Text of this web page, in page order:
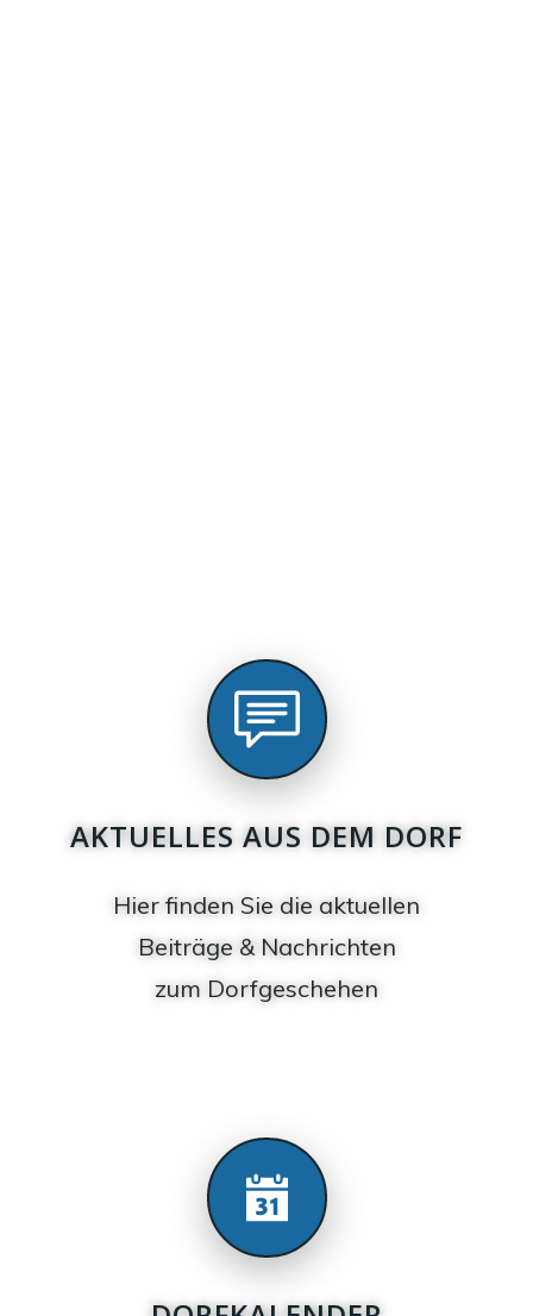
AKTUELLES AUS DEM DORF
Hier finden Sie die aktuellen
Beiträge & Nachrichten
zum Dorfgeschehen